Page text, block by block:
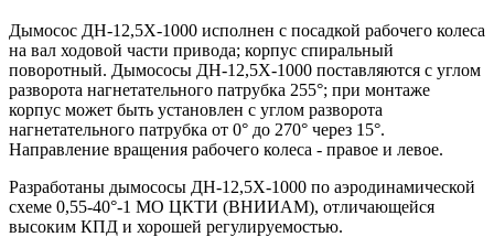
Дымосос ДН-12,5Х-1000 исполнен с посадкой рабочего колеса
на вал ходовой части привода; корпус спиральный
поворотный. Дымососы ДН-12,5Х-1000 поставляются с углом
разворота нагнетательного патрубка 255°; при монтаже
корпус может быть установлен с углом разворота
нагнетательного патрубка от 0° до 270° через 15°.
Направление вращения рабочего колеса - правое и левое.
Разработаны дымососы ДН-12,5Х-1000 по аэродинамической
схеме 0,55-40°-1 МО ЦКТИ (ВНИИАМ), отличающейся
высоким КПД и хорошей регулируемостью.